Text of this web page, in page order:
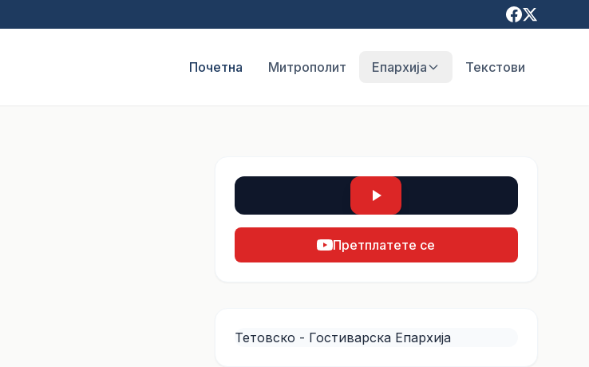
Почетна Митрополит Епархија Текстови
Претплатете се
Тетовско - Гостиварска Епархија